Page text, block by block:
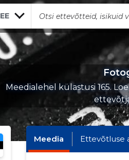
EE
Meedialehel külastusi 165.
Meedia Ettevõtluse